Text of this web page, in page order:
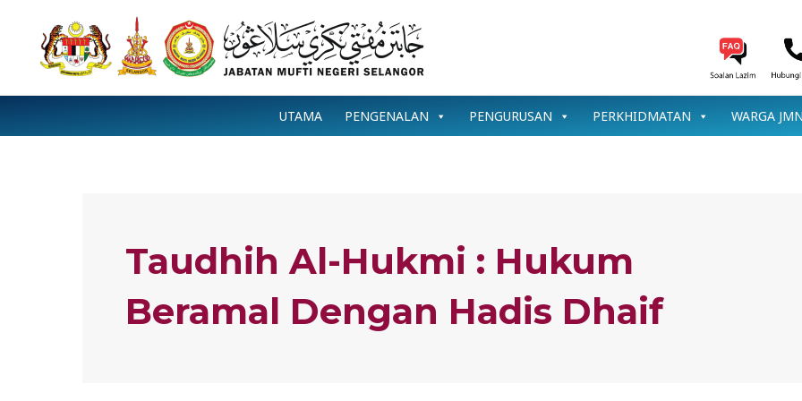
content
UTAMA PENGENALAN PENGURUSAN PERKHIDMATAN WARGA
Taudhih Al-Hukmi : Hukum
Beramal Dengan Hadis Dhaif